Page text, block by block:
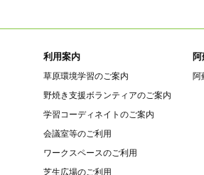
利用案内
草原環境学習のご案内
野焼き支援ボランティアのご案内
学習コーディネイトのご案内
会議室等のご利用
ワークスペースのご利用
芝生広場のご利用
阿